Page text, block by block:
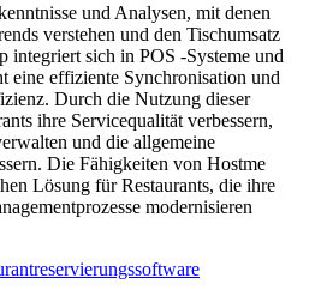
und Analysen, mit denen
verstehen und den Tischumsatz
integriert sich in POS -Systeme und
eine effiziente Synchronisation und
Durch die Nutzung dieser
ihre Servicequalität verbessern,
und die allgemeine
Die Fähigkeiten von Hostme
Lösung für Restaurants, die ihre
modernisieren